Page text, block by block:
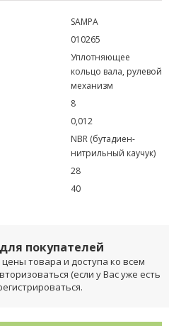
SAMPA
010265
Уплотняющее
кольцо вала, рулевой
механизм
8
0,012
NBR (бутадиен-
нитрильный каучук)
28
40
покупателей
товара и доступа ко всем
(если у Вас уже есть